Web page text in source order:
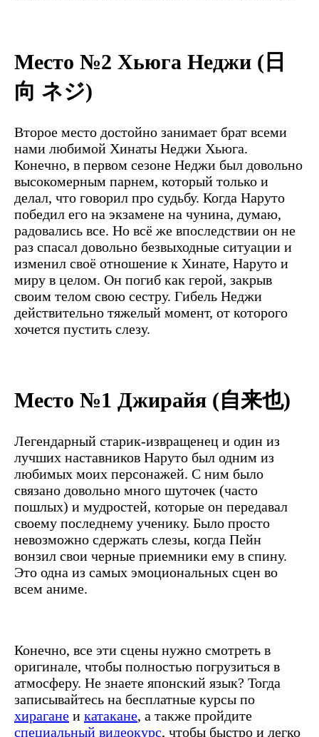
Место №2 Хьюга Неджи (日
向 ネジ)
Второе место достойно занимает брат всеми
нами любимой Хинаты Неджи Хьюга.
Конечно, в первом сезоне Неджи был довольно
высокомерным парнем, который только и
делал, что говорил про судьбу. Когда Наруто
победил его на экзамене на чунина, думаю,
радовались все. Но всё же впоследствии он не
раз спасал довольно безвыходные ситуации и
изменил своё отношение к Хинате, Наруто и
миру в целом. Он погиб как герой, закрыв
своим телом свою сестру. Гибель Неджи
действительно тяжелый момент, от которого
хочется пустить слезу.
Место №1 Джирайя (自来也)
Легендарный старик-извращенец и один из
лучших наставников Наруто был одним из
любимых моих персонажей. С ним было
связано довольно много шуточек (часто
пошлых) и мудростей, которые он передавал
своему последнему ученику. Было просто
невозможно сдержать слезы, когда Пейн
вонзил свои черные приемники ему в спину.
Это одна из самых эмоциональных сцен во
всем аниме.
Конечно, все эти сцены нужно смотреть в
оригинале, чтобы полностью погрузиться в
атмосферу. Не знаете японский язык? Тогда
записывайтесь на бесплатные курсы по
хирагане и катакане, а также пройдите
специальный видеокурс, чтобы быстро и легко